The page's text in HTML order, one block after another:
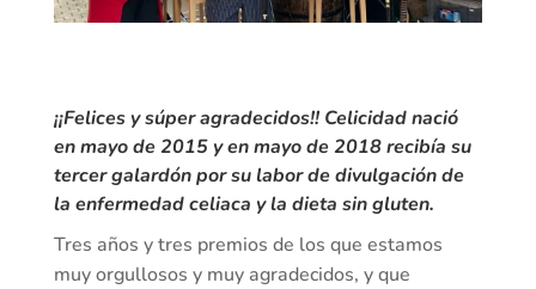
¡¡Felices y súper agradecidos!! Celicidad nació
en mayo de 2015 y en mayo de 2018 recibía su
tercer galardón por su labor de divulgación de
la enfermedad celiaca y la dieta sin gluten.
Tres años y tres premios de los que estamos
muy orgullosos y muy agradecidos, y que